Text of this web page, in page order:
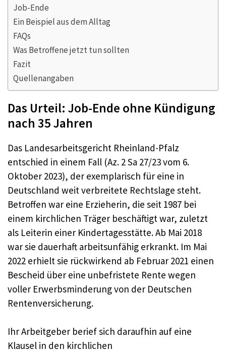
Job-Ende
Ein Beispiel aus dem Alltag
FAQs
Was Betroffene jetzt tun sollten
Fazit
Quellenangaben
Das Urteil: Job-Ende ohne Kündigung
nach 35 Jahren
Das Landesarbeitsgericht Rheinland-Pfalz
entschied in einem Fall (Az. 2 Sa 27/23 vom 6.
Oktober 2023), der exemplarisch für eine in
Deutschland weit verbreitete Rechtslage steht.
Betroffen war eine Erzieherin, die seit 1987 bei
einem kirchlichen Träger beschäftigt war, zuletzt
als Leiterin einer Kindertagesstätte. Ab Mai 2018
war sie dauerhaft arbeitsunfähig erkrankt. Im Mai
2022 erhielt sie rückwirkend ab Februar 2021 einen
Bescheid über eine unbefristete Rente wegen
voller Erwerbsminderung von der Deutschen
Rentenversicherung.
Ihr Arbeitgeber berief sich daraufhin auf eine
Klausel in den kirchlichen